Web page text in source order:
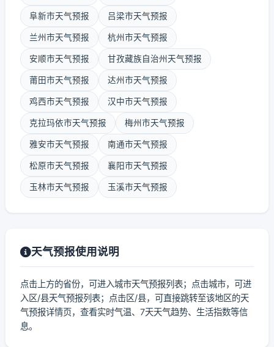
阜新市天气预报 吕梁市天气预报
兰州市天气预报 杭州市天气预报
安顺市天气预报 甘孜藏族自治州天气预报
莆田市天气预报 达州市天气预报
鸡西市天气预报 汉中市天气预报
克拉玛依市天气预报 梅州市天气预报
雅安市天气预报 南通市天气预报
松原市天气预报 襄阳市天气预报
玉林市天气预报 玉溪市天气预报
天气预报使用说明
点击上方的省份，可进入城市天气预报列表；点击城市，可进
入区/县天气预报列表；点击区/县，可直接跳转至该地区的天
气预报详情页，查看实时气温、7天天气趋势、生活指数等信
息。